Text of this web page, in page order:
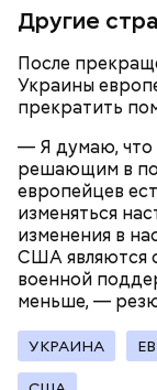
Другие
После
Украины
прекратить
— Я думаю, что
решающим в
европейцев
изменяться
изменения в
США являются
военной
меньше, —
УКРАИНА
— Для группы
обойдется в
(около 10311
уточнил он.
Он заметил,
ситуация с
массового
сохранения
зрения